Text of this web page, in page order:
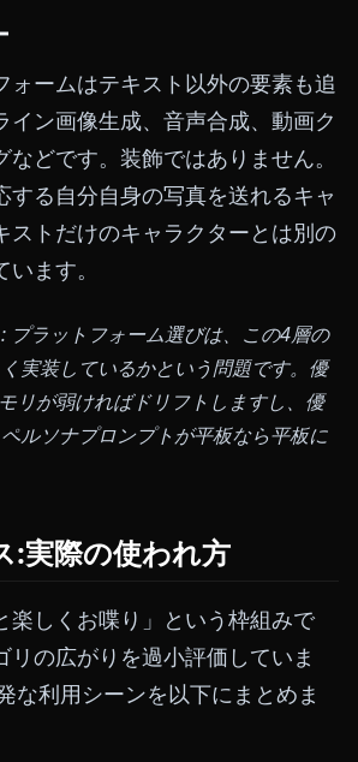
ォームはテキスト以外の要素も追
イン画像生成、音声合成、動画ク
などです。装飾ではありません。
する自分自身の写真を送れるキャ
ストだけのキャラクターとは別の
ます。
: プラットフォーム選びは、この4層の
実装しているかという問題です。優
リが弱ければドリフトしますし、優
ルソナプロンプトが平板なら平板に
:実際の使われ方
楽しくお喋り」という枠組みで
リの広がりを過小評価していま
な利用シーンを以下にまとめま